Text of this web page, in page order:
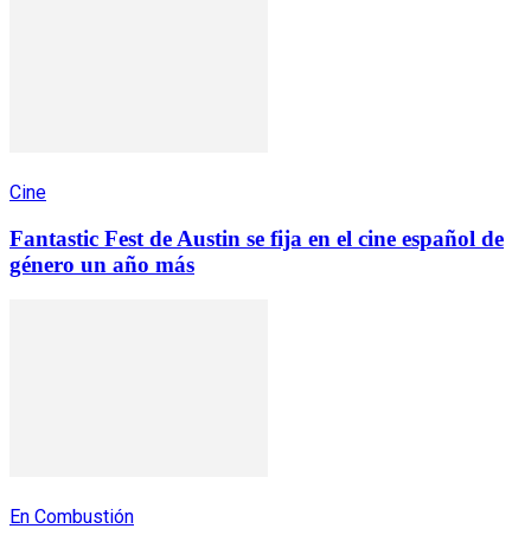
Cine
Fantastic Fest de Austin se fija en el cine español de
género un año más
En Combustión